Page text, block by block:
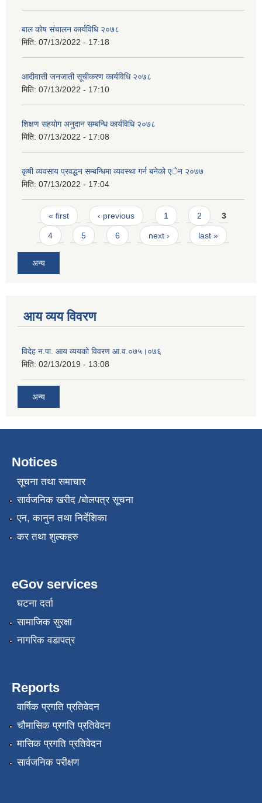
बाल काेष संचालन कार्यविधि २०७८
मिति: 07/13/2022 - 17:18
आदीवासी जनजाती सूचीकरण कार्यविधि २०७८
मिति: 07/13/2022 - 17:10
शिक्षण सहयाेग अनुदान सम्बन्धि कार्यविधि २०७८
मिति: 07/13/2022 - 17:08
कृषी व्यवसाय प्रवद्धन सम्बन्धिमा व्यवस्था गर्न बनेको एेन २०७७
मिति: 07/13/2022 - 17:04
Pages
« first ‹ previous 1 2 3
4 5 6 next › last »
अन्य
आय व्यय विवरण
विदेह न.पा. आय व्ययको विवरण आ.व.०७५।०७६
मिति: 02/13/2019 - 13:08
अन्य
Notices
सूचना तथा समाचार
सार्वजनिक खरीद /बोलपत्र सूचना
एन, कानुन तथा निर्देशिका
कर तथा शुल्कहरु
eGov services
घटना दर्ता
सामाजिक सुरक्षा
नागरिक वडापत्र
Reports
वार्षिक प्रगति प्रतिवेदन
चौमासिक प्रगति प्रतिवेदन
मासिक प्रगति प्रतिवेदन
सार्वजनिक परीक्षण